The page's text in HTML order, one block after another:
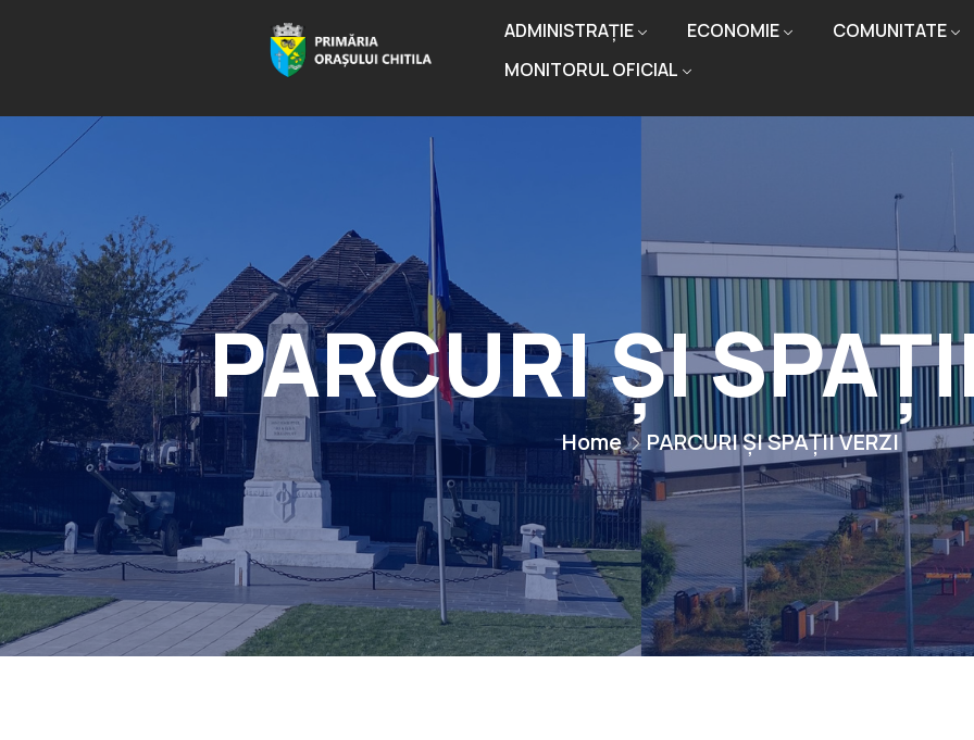
ADMINISTRAȚIE ECONOMIE
COMUNITATE
MONITORUL OFICIAL
PARCURI ȘI
Home PARCURI ȘI SPAȚII VERZI